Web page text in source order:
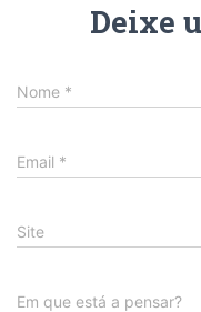
Deixe
Nome *
Email *
Site
Em que está a pensar?